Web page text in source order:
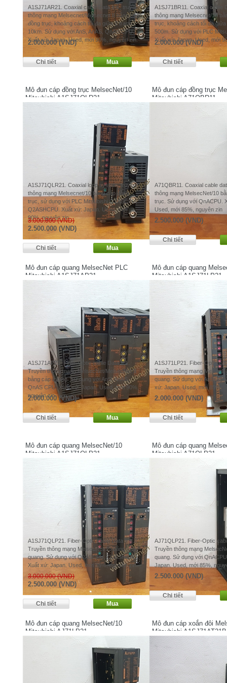
A1SJ71AR21. Coaxial cable Data link, truyền
thông mạng Melsecnet/Melsecnet II bằng cáp
đồng trục, khoảng cách tối đa giữa 2 trạm
10km. Sử dụng với AnS, AnAS, QnAS CPU.
Xuất xứ: Japan. Used, mới 90%, nguyên zin.
2.000.000 (VND)
A1SJ71BR11. Coaxial cable
thông mạng Melsecnet/10
trục, khoảng cách tối đa
500m. Sử dụng với PLC
Xuất xứ: Japan. Used, mới
2.000.000 (VND)
Mô đun cáp đồng trục MelsecNet/10
Mitsubishi A1SJ71QLR21
A1SJ71QLR21. Coaxial loop system, truyền
thông mạng Melsecnet/10 bằng cáp đồng
trục, sử dụng với PLC Mitsubishi Q2ASCPU,
Q2ASHCPU. Xuất xứ: Japan. Used, mới
90%, nguyên zin.
3.000.000 (VND)
2.500.000 (VND)
Mô đun cáp đồng trục
Mitsubishi A71QBR11
A71QBR11. Coaxial cable
thông mạng MelsecNet/10
trục. Sử dụng với QnACPU.
Used, mới 85%, nguyên zin
2.500.000 (VND)
Mô đun cáp quang MelsecNet PLC
Mitsubishi A1SJ71AP21
A1SJ71AP21. Fiber-Optic cable Data link.
Truyền thông mạng MelsecNet/MelsecNet II
bằng cáp quang. Sử dụng với AnS, AnAS,
QnAS CPU. Xuất xứ: Japan. Used, mới 90%,
nguyên zin
2.000.000 (VND)
Mô đun cáp quang
Mitsubishi A1SJ71LP21
A1SJ71LP21. Fiber-Optic
Truyền thông mạng
quang. Sử dụng với AnS,
xứ: Japan. Used, mới 85%,
2.000.000 (VND)
Mô đun cáp quang MelsecNet/10
Mitsubishi A1SJ71QLP21
A1SJ71QLP21. Fiber-Optic cable Data link.
Truyền thông mạng MelsecNet/10 bằng cáp
quang. Sử dụng với Q2ASCPU, Q2ASHCPU.
Xuất xứ: Japan. Used, mới 85%, nguyên zin
3.000.000 (VND)
2.500.000 (VND)
Mô đun cáp quang
Mitsubishi A71QLP21
AJ71QLP21. Fiber-Optic
Truyền thông mạng
quang. Sử dụng với
Japan. Used, mới 85%,
2.500.000 (VND)
Mô đun cáp quang MelsecNet/10
Mitsubishi AJ71LP21
Mô đun cáp xoắn đôi
Mitsubishi A1SJ71AT21B